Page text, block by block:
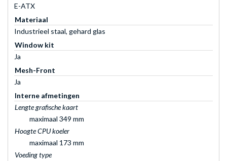
E-ATX
Materiaal
Industrieel staal, gehard glas
Window kit
Ja
Mesh-Front
Ja
Interne afmetingen
Lengte grafische kaart
maximaal 349 mm
Hoogte CPU koeler
maximaal 173 mm
Voeding type